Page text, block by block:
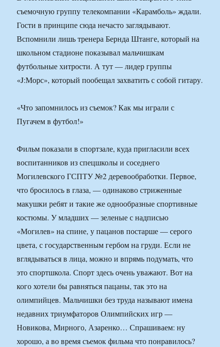
съемочную группу телекомпании «Карамболь» ждали.
Гости в принципе сюда нечасто заглядывают.
Вспомнили лишь тренера Бернда Штанге, который на
школьном стадионе показывал мальчишкам
футбольные хитрости. А тут — лидер группы
«J:Морс», который пообещал захватить с собой гитару.
«Что запомнилось из съемок? Как мы играли с
Пугачем в футбол!»
Фильм показали в спортзале, куда пригласили всех
воспитанников из спецшколы и соседнего
Могилевского ГСПТУ №2 деревообработки. Первое,
что бросилось в глаза, — одинаково стриженные
макушки ребят и такие же однообразные спортивные
костюмы. У младших — зеленые с надписью
«Могилев» на спине, у пацанов постарше — серого
цвета, с государственным гербом на груди. Если не
вглядываться в лица, можно и впрямь подумать, что
это спортшкола. Спорт здесь очень уважают. Вот на
кого хотели бы равняться пацаны, так это на
олимпийцев. Мальчишки без труда называют имена
недавних триумфаторов Олимпийских игр —
Новикова, Мирного, Азаренко… Спрашиваем: ну
хорошо, а во время съемок фильма что понравилось?